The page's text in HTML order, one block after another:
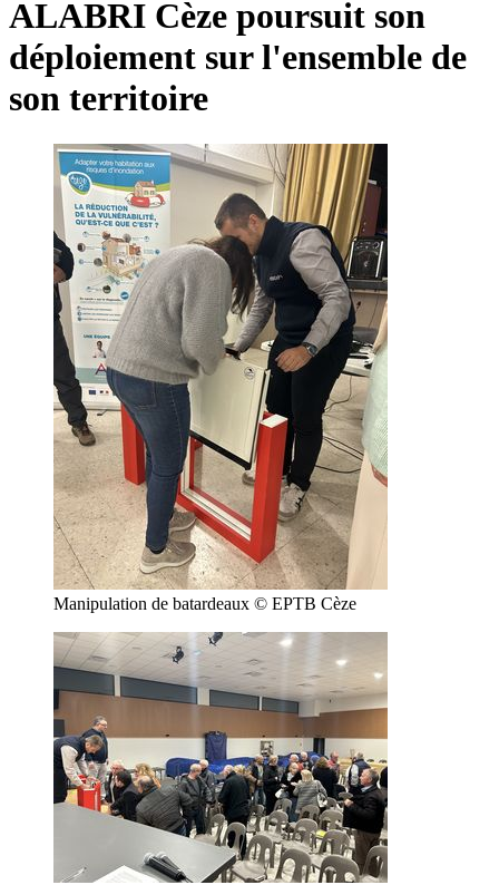
ALABRI Cèze poursuit son
déploiement sur l'ensemble de
son territoire
Manipulation de batardeaux © EPTB Cèze